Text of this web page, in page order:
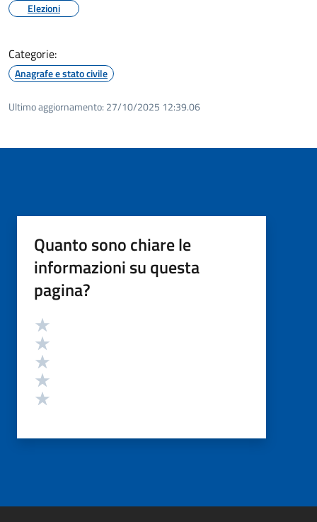
Elezioni
Categorie:
Anagrafe e stato civile
Ultimo aggiornamento: 27/10/2025 12:39.06
Quanto sono chiare le
informazioni su questa
pagina?
Valutazione